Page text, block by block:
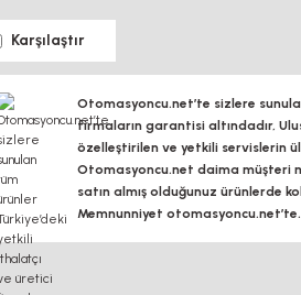
Karşılaştır
Otomasyoncu.net’te sizlere
firmaların garantisi altındadır,
özelleştirilen ve yetkili servislerin
Otomasyoncu.net daima müşteri
satın almış olduğunuz ürünlerde
Memnunniyet